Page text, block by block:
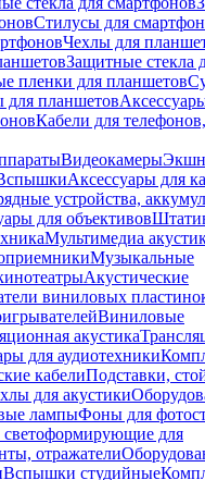
Стилусы для
Чехлы для
Защитные стекла
пленки для планшетов
для планшетов
Кабели для телефонов,
Видеокамеры
Аксессуары для
устройства,
для объективов
Мультимедиа
Музыкальные
Акустические
виниловых
Виниловые
акустика
для аудиотехники
кабелиПодставки,
для акустики
лампыФоны для
светоформирующие для
отражатели
Вспышки студийные